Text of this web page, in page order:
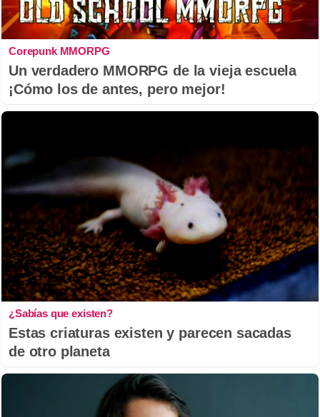
Corepunk MMORPG
Un verdadero MMORPG de la vieja escuela
¡Cómo los de antes, pero mejor!
¿Sabías que existen?
Estas criaturas existen y parecen sacadas
de otro planeta